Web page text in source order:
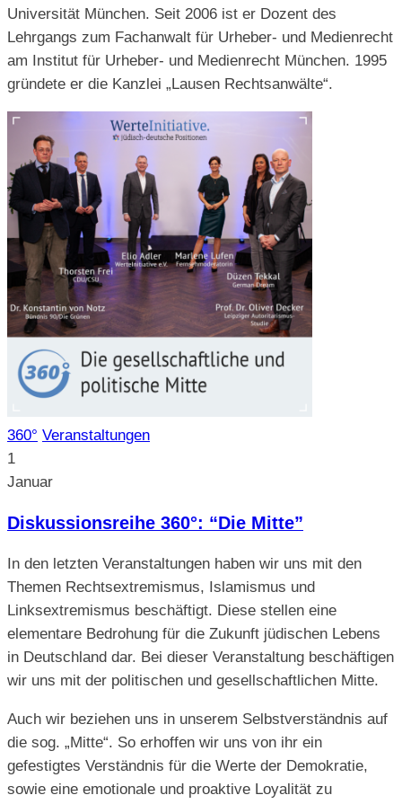
Universität München. Seit 2006 ist er Dozent des
Lehrgangs zum Fachanwalt für Urheber- und Medienrecht
am Institut für Urheber- und Medienrecht München. 1995
gründete er die Kanzlei „Lausen Rechtsanwälte“.
360° Veranstaltungen
1
Januar
Diskussionsreihe 360°: “Die Mitte”
In den letzten Veranstaltungen haben wir uns mit den
Themen Rechtsextremismus, Islamismus und
Linksextremismus beschäftigt. Diese stellen eine
elementare Bedrohung für die Zukunft jüdischen Lebens
in Deutschland dar. Bei dieser Veranstaltung beschäftigen
wir uns mit der politischen und gesellschaftlichen Mitte.
Auch wir beziehen uns in unserem Selbstverständnis auf
die sog. „Mitte“. So erhoffen wir uns von ihr ein
gefestigtes Verständnis für die Werte der Demokratie,
sowie eine emotionale und proaktive Loyalität zu